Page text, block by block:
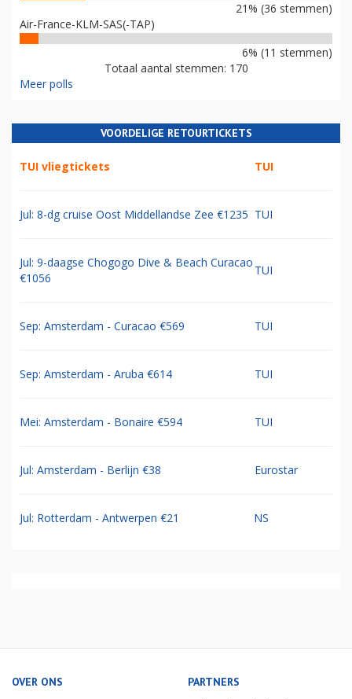
21% (36 stemmen)
Air-France-KLM-SAS(-TAP)
6% (11 stemmen)
Totaal aantal stemmen: 170
Meer polls
VOORDELIGE RETOURTICKETS
TUI vliegtickets TUI
Jul: 8-dg cruise Oost Middellandse Zee €1235 TUI
Jul: 9-daagse Chogogo Dive & Beach Curacao
€1056
TUI
Sep: Amsterdam - Curacao €569 TUI
Sep: Amsterdam - Aruba €614 TUI
Mei: Amsterdam - Bonaire €594 TUI
Jul: Amsterdam - Berlijn €38 Eurostar
Jul: Rotterdam - Antwerpen €21 NS
OVER ONS PARTNERS